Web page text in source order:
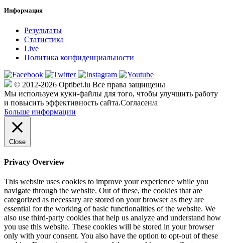
Информация
Результаты
Статистика
Live
Политика конфиденциальности
© 2012-2026 Optibet.lu Все права защищены
Мы используем куки-файлы для того, чтобы улучшить работу
и повысить эффективность сайта.Согласен/а
Больше информации
Close
Privacy Overview
This website uses cookies to improve your experience while you
navigate through the website. Out of these, the cookies that are
categorized as necessary are stored on your browser as they are
essential for the working of basic functionalities of the website. We
also use third-party cookies that help us analyze and understand how
you use this website. These cookies will be stored in your browser
only with your consent. You also have the option to opt-out of these